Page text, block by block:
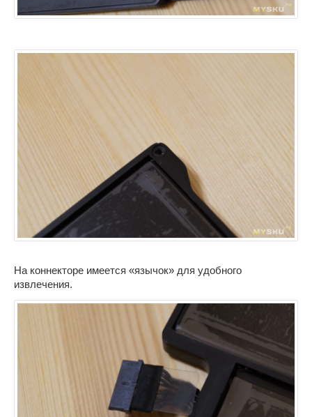
На коннекторе имеется «язычок» для удобного
извлечения.